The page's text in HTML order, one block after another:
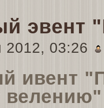
эвент
2012, 03:26
ивент
велению"